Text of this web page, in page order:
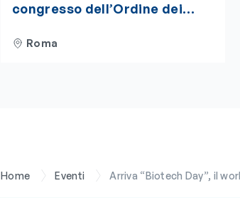
congresso dell’Ordine dei
dell’Abruzzo. Iscrizioni aperte
Roma
Home Eventi Arriva “Biotech Day”, il